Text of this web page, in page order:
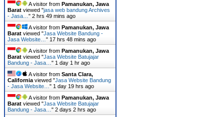
A visitor from Pamanukan, Jawa
Barat viewed "jasa web bandung Archives
- Jasa… " 2 hrs 49 mins ago
A visitor from Pamanukan, Jawa
Barat viewed "Jasa Website Bandung -
Jasa Website… " 17 hrs 48 mins ago
A visitor from Pamanukan, Jawa
Barat viewed "Jasa Website Batujajar
Bandung - Jasa… " 1 day 1 hr ago
A visitor from Santa Clara,
California viewed "Jasa Website Bandung
- Jasa Website… " 1 day 19 hrs ago
A visitor from Pamanukan, Jawa
Barat viewed "Jasa Website Batujajar
Bandung - Jasa… " 2 days 2 hrs ago